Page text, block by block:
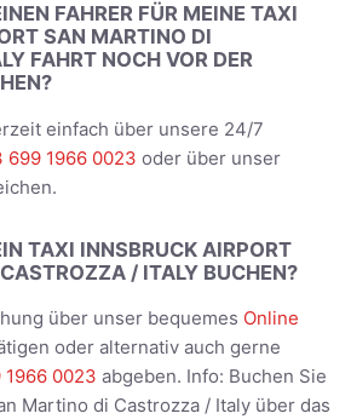
FAHRER FÜR MEINE TAXI
SAN MARTINO DI
FAHRT NOCH VOR DER
einfach über unsere 24/7
699 1966 0023 oder über unser
TAXI INNSBRUCK AIRPORT
/ ITALY BUCHEN?
über unser bequemes Online
oder alternativ auch gerne
0023 abgeben. Info: Buchen Sie
Martino di Castrozza / Italy über das